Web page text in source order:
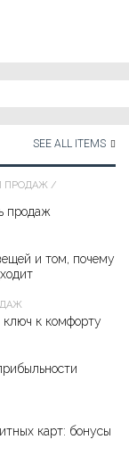
SEE ALL ITEMS
ПРОДАЖ /
продаж
и том, почему
к комфорту
карт: бонусы